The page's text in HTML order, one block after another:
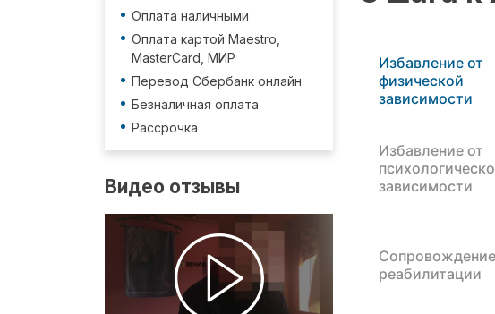
Оплата наличными
Оплата картой Maestro,
MasterCard, МИР
Перевод Сбербанк онлайн
Безналичная оплата
Рассрочка
Видео отзывы
Избавление от
физической
зависимости
Избавление от
зависимости
реабилитации